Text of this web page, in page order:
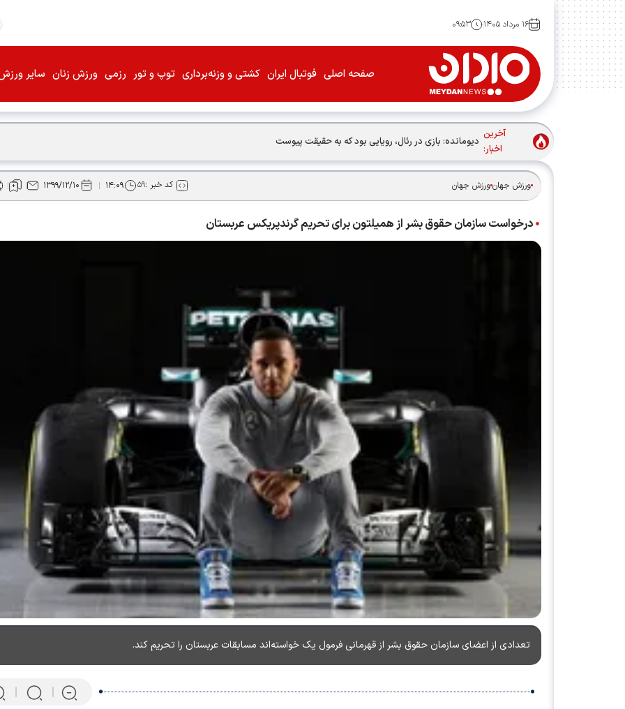
۱۶ مرداد ۱۴۰۵ ۰۹:۵۳
صفحه اصلی فوتبال ایران کشتی و وزنه‌برداری توپ و تور رزمی ورزش زنان سایر
آخرین
اخبار:
دیومانده: بازی در رئال، رویایی بود که به حقیقت پیوست
ورزش جهانورزش جهان کد خبر :۵۹ ۱۴:۰۹ ۱۳۹۹/۱۲/۱۰
درخواست سازمان حقوق بشر از همیلتون برای تحریم گرندپریکس عربستان
تعدادی از اعضای سازمان حقوق بشر از قهرمانی فرمول یک خواسته‌اند مسابقات عربستان را تحریم کند.